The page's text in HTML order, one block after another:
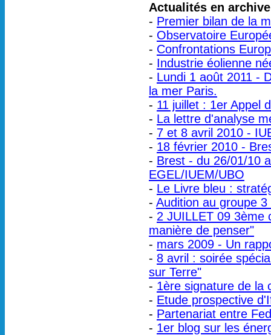
Actualités en
- Premier bilan de la
- Observatoire
- Confrontations
- Industrie éolienne
- Lundi 1 août 2011 -
la mer Paris.
- 11 juillet : 1er Appel
- La lettre d'analyse
- 7 et 8 avril 2010 -
- 18 février 2010 -
- Brest - du 26/01/10
EGEL/IUEM/UBO
- Le Livre bleu :
- Audition au groupe
- 2 JUILLET 09 3ème
manière de penser"
- mars 2009 - Un
- 8 avril : soirée
sur Terre"
- 1ère signature de la
- Etude prospective
- Partenariat entre
- 1er blog sur les